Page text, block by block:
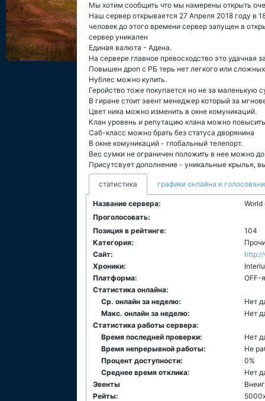
Мы хотим сообщить что мы намерены открыть
Наш сервер открывается 27 Апреля 2018 году в
человек до этого времени сервер запущен в
сервер уникален
Единая валюта - Адена.
На сервере главное превосходство это удачная
Повышен дроп с РБ терь нет легкого или
Нублес можно купить.
Геройство тоже покупается но не за маленькую
В гиране стоит эвент менеджер который за
Цвет ника можно изменить в окне комуникаций.
Клан уровень и репутацию клана можно
Саб-класс можно брать без статуса дворянина
В окне комуникаций - глобальный телепорт.
Вес сумки не ограничен положить в нее можно
Присутсвует дополнение - уникальные крылья,
статистика графики онлайна и
Название сервера:
World
Проголосовать:
Позиция в рейтинге:
104
Категория:
Сайт:
Хроники:
Платформа:
ОFF-
Статистика онлайна:
Ср. онлайн за неделю:
Нет
Макс. онлайн за неделю:
Нет
Статистика работы сервера:
Время последней проверки:
Нет
Время непрерывной работы:
Не
Процент доступности:
0%
Среднее время отклика:
Нет
Эвенты
Рейты: